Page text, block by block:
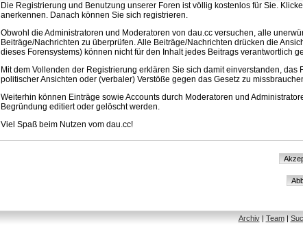
Die Registrierung und Benutzung unserer Foren ist völlig kostenlos für Sie.
anerkennen. Danach können Sie sich registrieren.
Obwohl die Administratoren und Moderatoren von dau.cc versuchen, alle
Beiträge/Nachrichten zu überprüfen. Alle Beiträge/Nachrichten drücken die
dieses Forensystems) können nicht für den Inhalt jedes Beitrags verantwortlich
Mit dem Vollenden der Registrierung erklären Sie sich damit einverstanden,
politischer Ansichten oder (verbaler) Verstöße gegen das Gesetz zu
Weiterhin können Einträge sowie Accounts durch Moderatoren und
Begründung editiert oder gelöscht werden.
Viel Spaß beim Nutzen vom dau.cc!
Archiv| Team|